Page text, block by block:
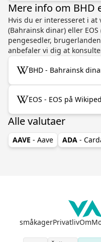
Mere info om BHD
Hvis du er interesseret i at
(Bahrainsk dinar) eller
pengesedler,
anbefaler vi dig at
BHD - Bahrainsk
EOS - EOS på
Alle valutaer
AAVE - Aave ADA -
småkagerPrivatlivOm